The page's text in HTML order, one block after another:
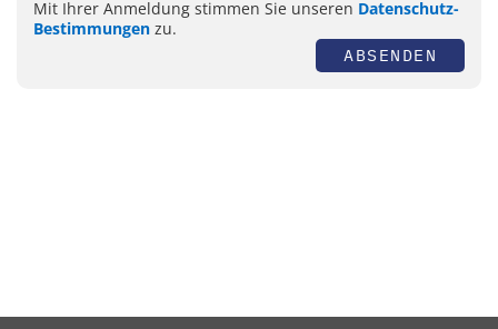
Mit Ihrer Anmeldung stimmen Sie unseren Datenschutz-
Bestimmungen zu.
ABSENDEN